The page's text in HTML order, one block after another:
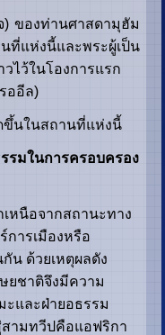
) ของท่านศาสดามุฮัม
ที่แห่งนี้และพระผู้เป็น
วไว้ในโองการแรก
ออีล)
ขึ้นในสถานที่แห่งนี้
รมในการครอบครอง
หนือจากสถานะทาง
ารเมืองหรือ
น ด้วยเหตุผลดัง
ยชาติจึงมีความ
และฝ่ายอธรรม
สามทวีปคือแอฟริกา